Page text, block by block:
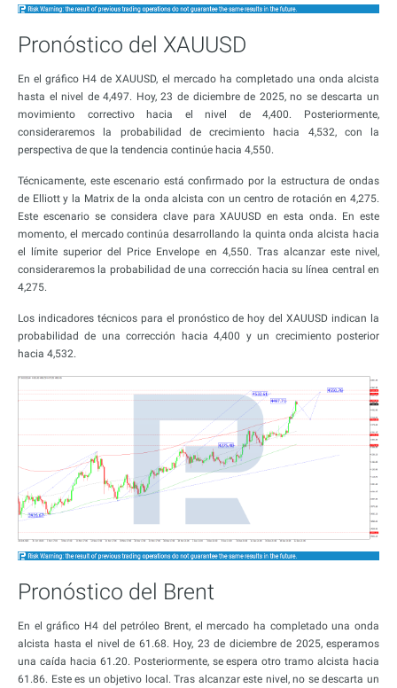
Pronóstico del XAUUSD
En el gráfico H4 de XAUUSD, el mercado ha completado una onda alcista
hasta el nivel de 4,497. Hoy, 23 de diciembre de 2025, no se descarta un
movimiento correctivo hacia el nivel de 4,400. Posteriormente,
consideraremos la probabilidad de crecimiento hacia 4,532, con la
perspectiva de que la tendencia continúe hacia 4,550.
Técnicamente, este escenario está confirmado por la estructura de ondas
de Elliott y la Matrix de la onda alcista con un centro de rotación en 4,275.
Este escenario se considera clave para XAUUSD en esta onda. En este
momento, el mercado continúa desarrollando la quinta onda alcista hacia
el límite superior del Price Envelope en 4,550. Tras alcanzar este nivel,
consideraremos la probabilidad de una corrección hacia su línea central en
4,275.
Los indicadores técnicos para el pronóstico de hoy del XAUUSD indican la
probabilidad de una corrección hacia 4,400 y un crecimiento posterior
hacia 4,532.
Pronóstico del Brent
En el gráfico H4 del petróleo Brent, el mercado ha completado una onda
alcista hasta el nivel de 61.68. Hoy, 23 de diciembre de 2025, esperamos
una caída hacia 61.20. Posteriormente, se espera otro tramo alcista hacia
61.86. Este es un objetivo local. Tras alcanzar este nivel, no se descarta un